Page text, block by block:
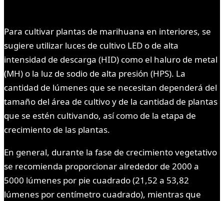
Para cultivar plantas de marihuana en interiores, se
sugiere utilizar luces de cultivo LED o de alta
intensidad de descarga (HID) como el haluro de metal
(MH) o la luz de sodio de alta presión (HPS). La
cantidad de lúmenes que se necesitan dependerá del
tamaño del área de cultivo y de la cantidad de plantas
que se estén cultivando, así como de la etapa de
crecimiento de las plantas.
En general, durante la fase de crecimiento vegetativo
se recomienda proporcionar alrededor de 2000 a
5000 lúmenes por pie cuadrado (21,52 a 53,82
lúmenes por centímetro cuadrado), mientras que